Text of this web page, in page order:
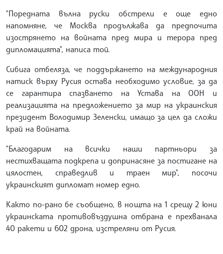
"Поредната вълна руски обстрели е още едно
напомняне, че Москва продължава да предпочита
изострянето на войната пред мира и терора пред
дипломацията", написа той.
Сибига отбеляза, че поддържането на международния
натиск върху Русия остава необходимо условие, за да
се гарантира спазването на Устава на ООН и
реализацията на предложението за мир на украинския
президент Володимир Зеленски, имащо за цел да сложи
край на войната.
"Благодарим на всички наши партньори за
нестихващата подкрепа и допринасяне за постигане на
цялостен, справедлив и траен мир", посочи
украинският дипломат номер едно.
Както по-рано бе съобщено, в нощта на 1 срещу 2 юни
украинската противовъздушна отбрана е прехванала
40 ракети и 602 дрона, изстреляни от Русия.